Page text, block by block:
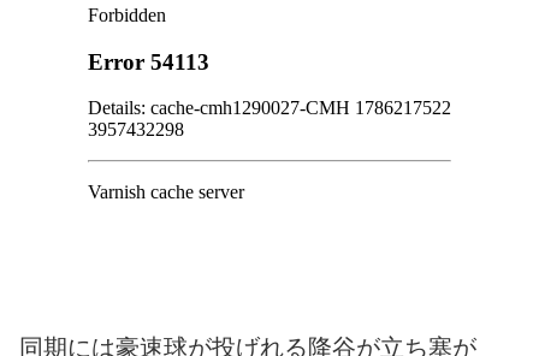
同期には豪速球が投げれる降谷が立ち塞が